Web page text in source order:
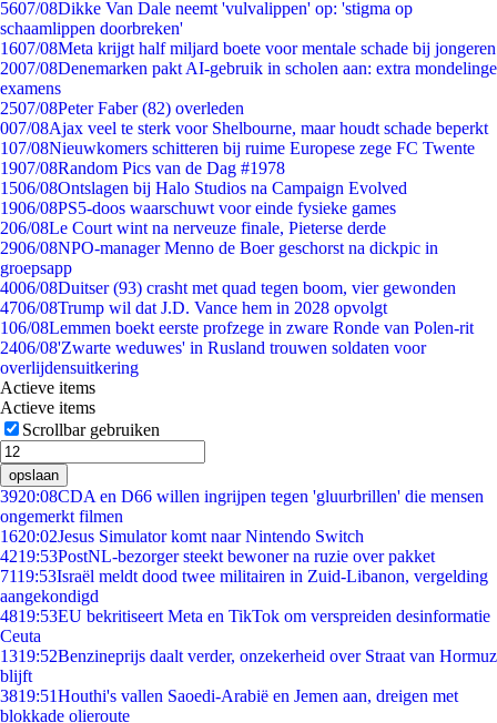
5607/08Dikke Van Dale neemt 'vulvalippen' op: 'stigma op
schaamlippen doorbreken'
1607/08Meta krijgt half miljard boete voor mentale schade bij jongeren
2007/08Denemarken pakt AI-gebruik in scholen aan: extra mondelinge
examens
2507/08Peter Faber (82) overleden
007/08Ajax veel te sterk voor Shelbourne, maar houdt schade beperkt
107/08Nieuwkomers schitteren bij ruime Europese zege FC Twente
1907/08Random Pics van de Dag #1978
1506/08Ontslagen bij Halo Studios na Campaign Evolved
1906/08PS5-doos waarschuwt voor einde fysieke games
206/08Le Court wint na nerveuze finale, Pieterse derde
2906/08NPO-manager Menno de Boer geschorst na dickpic in
groepsapp
4006/08Duitser (93) crasht met quad tegen boom, vier gewonden
4706/08Trump wil dat J.D. Vance hem in 2028 opvolgt
106/08Lemmen boekt eerste profzege in zware Ronde van Polen-rit
2406/08'Zwarte weduwes' in Rusland trouwen soldaten voor
overlijdensuitkering
Actieve items
Actieve items
Scrollbar gebruiken
opslaan
3920:08CDA en D66 willen ingrijpen tegen 'gluurbrillen' die mensen
ongemerkt filmen
1620:02Jesus Simulator komt naar Nintendo Switch
4219:53PostNL-bezorger steekt bewoner na ruzie over pakket
7119:53Israël meldt dood twee militairen in Zuid-Libanon, vergelding
aangekondigd
4819:53EU bekritiseert Meta en TikTok om verspreiden desinformatie
Ceuta
1319:52Benzineprijs daalt verder, onzekerheid over Straat van Hormuz
blijft
3819:51Houthi's vallen Saoedi-Arabië en Jemen aan, dreigen met
blokkade olieroute